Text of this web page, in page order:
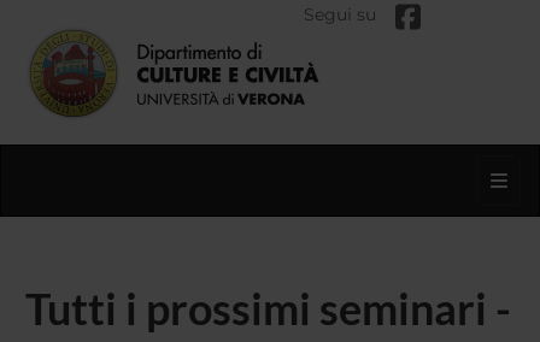
Segui su
Tutti i prossimi seminari -